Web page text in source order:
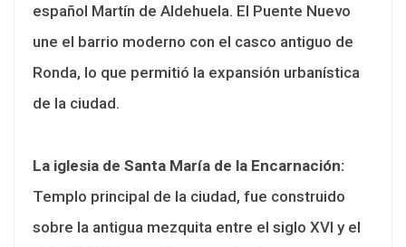
español Martín de Aldehuela. El Puente Nuevo
une el barrio moderno con el casco antiguo de
Ronda, lo que permitió la expansión urbanística
de la ciudad.
La iglesia de Santa María de la Encarnación:
Templo principal de la ciudad, fue construido
sobre la antigua mezquita entre el siglo XVI y el